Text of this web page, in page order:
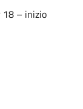
18 – inizio